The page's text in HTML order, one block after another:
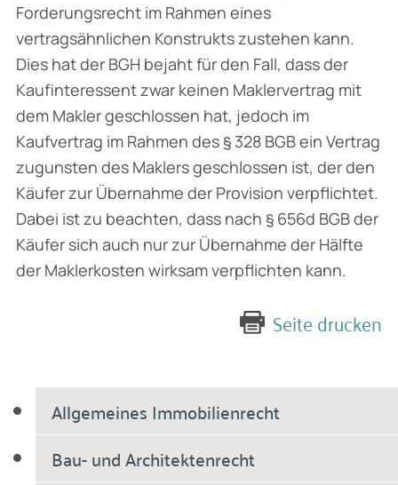
Allgemeines Immobilienrecht
Bau- und Architektenrecht
Forderungsrecht im Rahmen eines
vertragsähnlichen Konstrukts zustehen kann.
Dies hat der BGH bejaht für den Fall, dass der
Kaufinteressent zwar keinen Maklervertrag mit
dem Makler geschlossen hat, jedoch im
Kaufvertrag im Rahmen des § 328 BGB ein Vertrag
zugunsten des Maklers geschlossen ist, der den
Käufer zur Übernahme der Provision verpflichtet.
Dabei ist zu beachten, dass nach § 656d BGB der
Käufer sich auch nur zur Übernahme der Hälfte
der Maklerkosten wirksam verpflichten kann.
Seite drucken